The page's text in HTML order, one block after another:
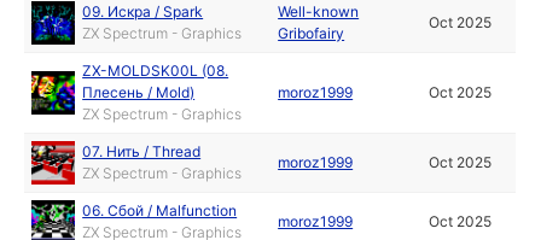
09. Искра / Spark
ZX Spectrum - Graphics
Well-known
Gribofairy
Oct 2025
ZX-MOLDSK00L (08.
Плесень / Mold)
ZX Spectrum - Graphics
moroz1999 Oct 2025
07. Нить / Thread
ZX Spectrum - Graphics
moroz1999 Oct 2025
06. Сбой / Malfunction
ZX Spectrum - Graphics
moroz1999 Oct 2025